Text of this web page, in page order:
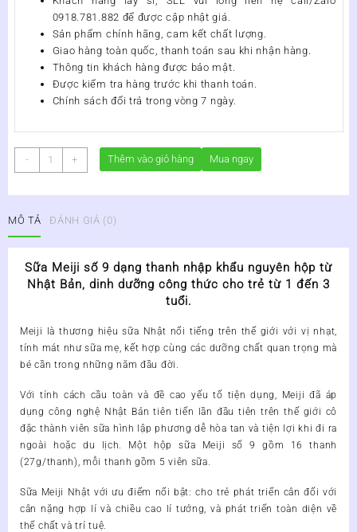
0918.781.882 để được cập nhật giá.
Sản phẩm chính hãng, cam kết chất lượng.
Giao hàng toàn quốc, thanh toán sau khi nhận hàng.
Thông tin khách hàng được bảo mật.
Được kiểm tra hàng trước khi thanh toán.
Chính sách đổi trả trong vòng 7 ngày.
-
Sữa
Meiji
dạng
thanh
432g
(1-
số
+ Thêm vào giỏ hàng Mua ngay
MÔ TẢ ĐÁNH GIÁ (0)
Sữa Meiji số 9 dạng thanh nhập khẩu nguyên hộp từ
Nhật Bản, dinh dưỡng công thức cho trẻ từ 1 đến 3
tuổi.
Meiji là thương hiệu sữa Nhật nổi tiếng trên thế giới với vị nhạt,
tính mát như sữa mẹ, kết hợp cùng các dưỡng chất quan trọng mà
bé cần trong những năm đầu đời.
Với tính cách cầu toàn và đề cao yếu tố tiện dụng, Meiji đã áp
dụng công nghệ Nhật Bản tiên tiến lần đầu tiên trên thế giới cô
đặc thành viên sữa hình lập phương dễ hòa tan và tiện lợi khi đi ra
ngoài hoặc du lịch. Một hộp sữa Meiji số 9 gồm 16 thanh
(27g/thanh), mỗi thanh gồm 5 viên sữa.
Sữa Meiji Nhật với ưu điểm nổi bật: cho trẻ phát triển cân đối với
cân nặng hợp lí và chiều cao lí tưởng, và phát triển toàn diện về
thể chất và trí tuệ.